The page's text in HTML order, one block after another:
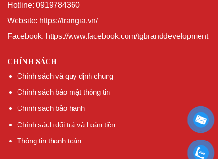
Hotline: 0919784360
Website: https://trangia.vn/
Facebook: https://www.facebook.com/tgbranddevelopment
CHÍNH SÁCH
Chính sách và quy định chung
Chính sách bảo mật thông tin
Chính sách bảo hành
Chính sách đổi trả và hoàn tiền
Thông tin thanh toán